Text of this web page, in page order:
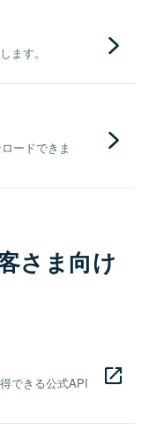
ます。
ードできま
さま向け
できる公式API